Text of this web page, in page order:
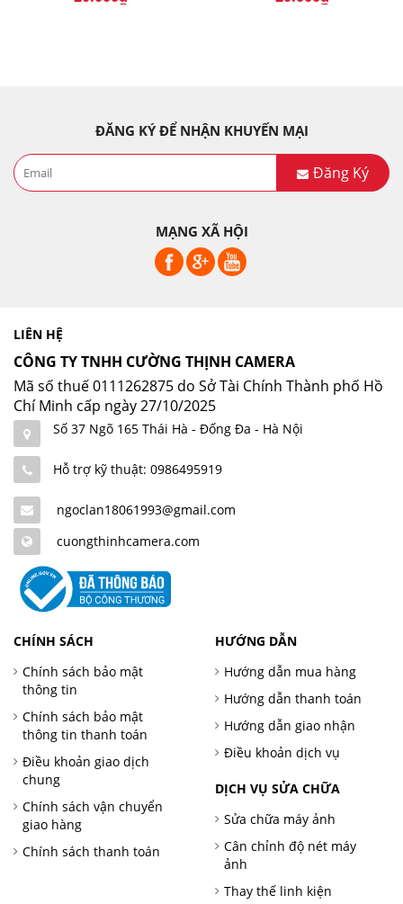
ĐĂNG KÝ ĐỂ NHẬN KHUYẾN MẠI
Đăng Ký
MẠNG XÃ HỘI
LIÊN HỆ
CÔNG TY TNHH CƯỜNG THỊNH CAMERA
Mã số thuế 0111262875 do Sở Tài Chính Thành phố Hồ
Chí Minh cấp ngày 27/10/2025
Số 37 Ngõ 165 Thái Hà - Đống Đa - Hà Nội
Hỗ trợ kỹ thuật: 0986495919
ngoclan18061993@gmail.com
cuongthinhcamera.com
CHÍNH SÁCH
Chính sách bảo mật
thông tin
Chính sách bảo mật
thông tin thanh toán
Điều khoản giao dịch
chung
Chính sách vận chuyển
giao hàng
Chính sách thanh toán
HƯỚNG DẪN
Hướng dẫn mua hàng
Hướng dẫn thanh toán
Hướng dẫn giao nhận
Điều khoản dịch vụ
DỊCH VỤ SỬA CHỮA
Sửa chữa máy ảnh
Cân chỉnh độ nét máy
ảnh
Thay thế linh kiện